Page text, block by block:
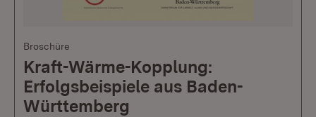
Broschüre
Kraft-Wärme-Kopplung:
Erfolgsbeispiele aus Baden-
Württemberg